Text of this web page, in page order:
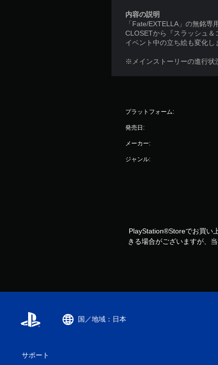
内容の説明
「Fate/EXTELLA」の無銘専
CLOSETから『スラッシュ＆
イベント中の立ち絵も変化し
※メインストーリーの進行状
プラットフォーム:
発売日:
メーカー:
ジャンル:
PlayStation®Storeでお買い
きる場合がございますが、
国／地域：日本
サポート